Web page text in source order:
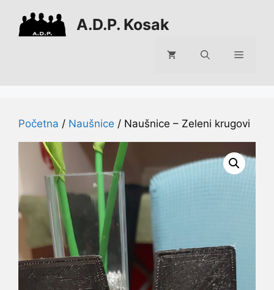
sadržaj
A.D.P. Kosak
Početna / Naušnice / Naušnice – Zeleni krugovi